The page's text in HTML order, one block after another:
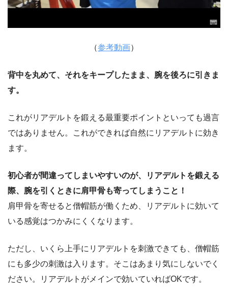
（参考動画）
背中を丸めて、それをキープしたまま、腕を後ろに引きま
す。
これがリアデルトを鍛える最重要ポイントといっても過言
ではありません。これができれば自然にリアデルトに効き
ます。
初心者が間違ってしまいやすいのが、リアデルトを鍛える
際、腕を引くときに肩甲骨も寄ってしまうこと！
肩甲骨を寄せると僧帽筋が働くため、リアデルトに効いて
いる感覚はつかみにくくなります。
ただし、いくら上手にリアデルトを刺激できても、僧帽筋
にも多少の刺激は入ります。そこはあまり気にしないでく
ださい。リアデルトがメインで効いていればOKです。